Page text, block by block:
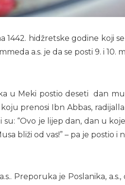
hidžretske godine koji
a.s. je da se posti 9. i 10.
u Meki postio deseti dan
prenosi Ibn Abbas,
“Ovo je lijep dan, dan u
bliži od vas!” – pa je postio
Preporuka je Poslanika,